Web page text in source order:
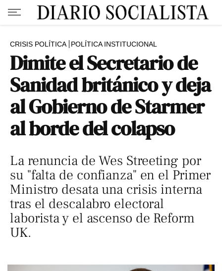
CRISIS POLÍTICA POLÍTICA INSTITUCIONAL
Dimite el Secretario de
Sanidad británico y deja
al Gobierno de Starmer
al borde del colapso
La renuncia de Wes Streeting por
su "falta de confianza" en el Primer
Ministro desata una crisis interna
tras el descalabro electoral
laborista y el ascenso de Reform
UK.